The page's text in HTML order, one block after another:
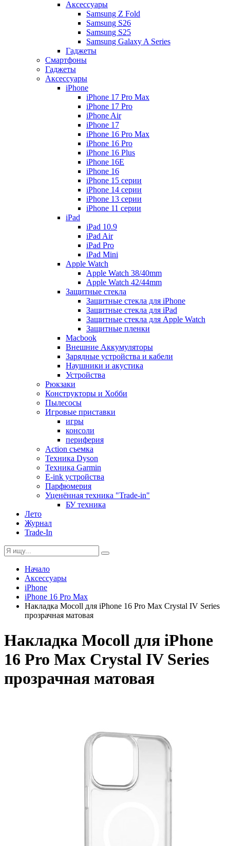
Аксессуары
Samsung Z Fold
Samsung S26
Samsung S25
Samsung Galaxy A Series
Гаджеты
Смартфоны
Гаджеты
Аксессуары
iPhone
iPhone 17 Pro Max
iPhone 17 Pro
iPhone Air
iPhone 17
iPhone 16 Pro Max
iPhone 16 Pro
iPhone 16 Plus
iPhone 16E
iPhone 16
iPhone 15 серии
iPhone 14 серии
iPhone 13 серии
iPhone 11 серии
iPad
iPad 10.9
iPad Air
iPad Pro
iPad Mini
Apple Watch
Apple Watch 38/40mm
Apple Watch 42/44mm
Защитные стекла
Защитные стекла для iPhone
Защитные стекла для iPad
Защитные стекла для Apple Watch
Защитные пленки
Macbook
Внешние Аккумуляторы
Зарядные устройства и кабели
Наушники и акустика
Устройства
Рюкзаки
Конструкторы и Хобби
Пылесосы
Игровые приставки
игры
консоли
периферия
Action съемка
Техника Dyson
Техника Garmin
E-ink устройства
Парфюмерия
Уценённая техника "Trade-in"
БУ техника
Лето
Журнал
Trade-In
Начало
Аксессуары
iPhone
iPhone 16 Pro Max
Накладка Mocoll для iPhone 16 Pro Max Crystal IV Series
прозрачная матовая
Накладка Mocoll для iPhone
16 Pro Max Crystal IV Series
прозрачная матовая